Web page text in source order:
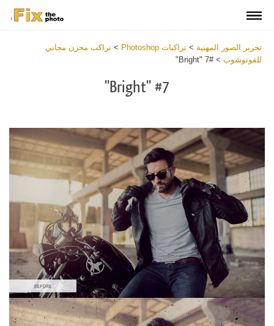
تحرير الصور المهنية > تراكبات Photoshop > تراكب محزن مجاني
للفوتوشوب >
#7 "Bright"
#7 "Bright"
Download
Free
Overlay